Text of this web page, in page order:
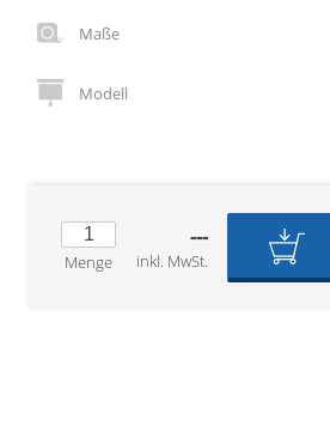
Maße
Modell
Menge
---
inkl. MwSt.